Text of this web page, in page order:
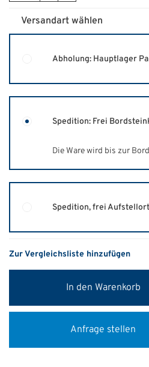
Versandart wählen
Abholung: Hauptlager
Spedition: Frei
Die Ware wird bis zur
Spedition, frei
Zur Vergleichsliste hinzufügen
In den Warenkorb
Anfrage stellen